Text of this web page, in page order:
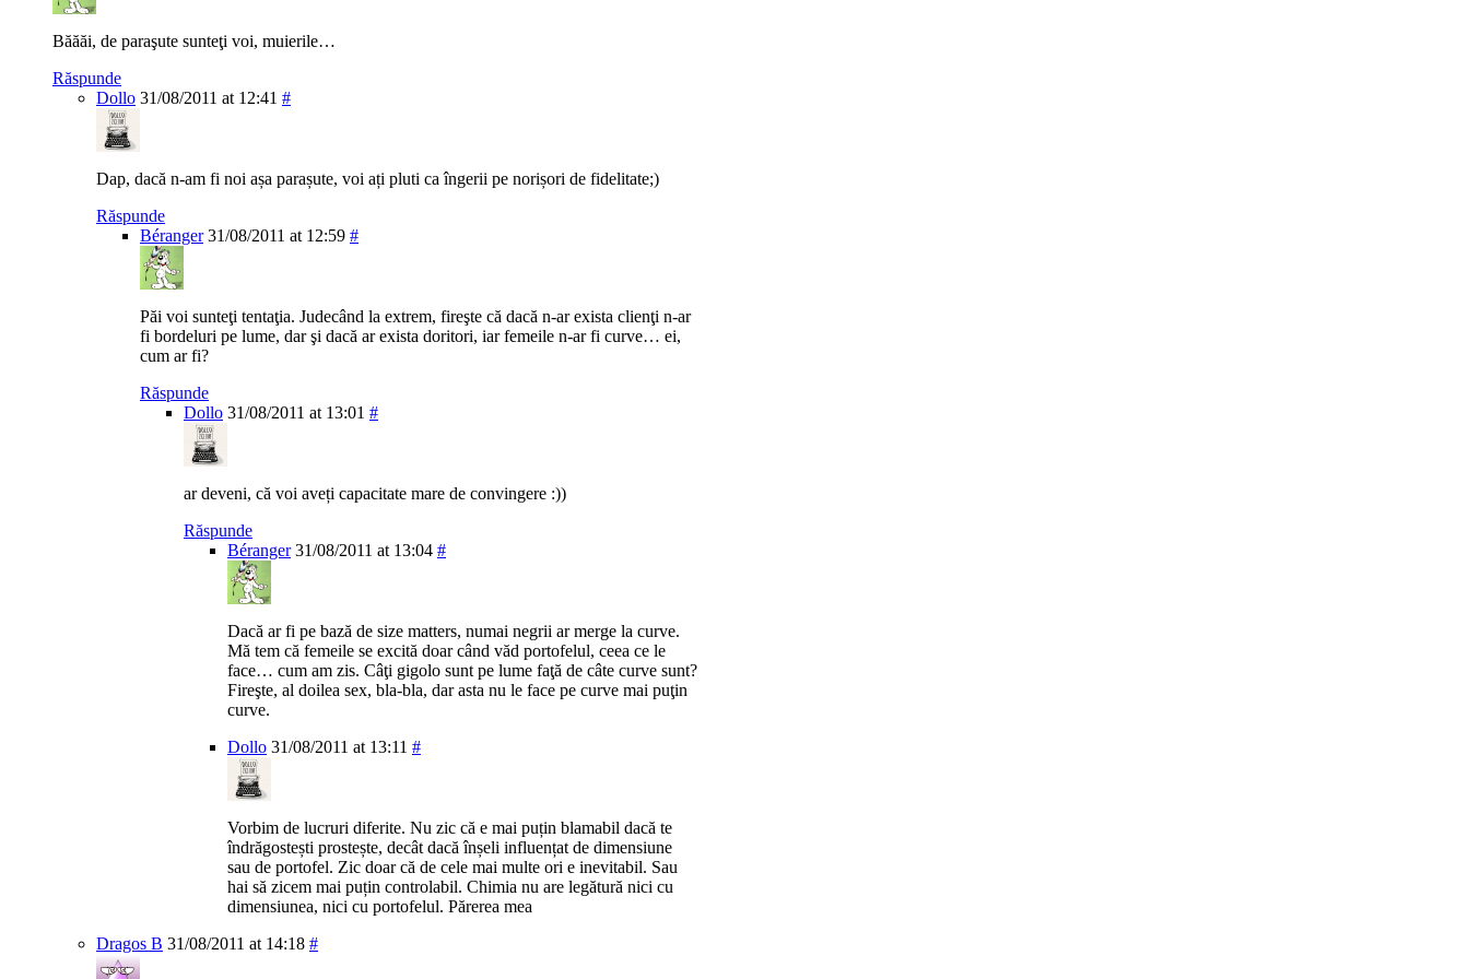
Băăăi, de paraşute sunteţi voi, muierile…
Răspunde
Dollo 31/08/2011 at 12:41 #
Dap, dacă n-am fi noi așa parașute, voi ați pluti ca îngerii pe norișori de fidelitate;)
Răspunde
Béranger 31/08/2011 at 12:59 #
Păi voi sunteţi tentaţia. Judecând la extrem, fireşte că dacă n-ar exista clienţi n-ar
fi bordeluri pe lume, dar şi dacă ar exista doritori, iar femeile n-ar fi curve… ei,
cum ar fi?
Răspunde
Dollo 31/08/2011 at 13:01 #
ar deveni, că voi aveți capacitate mare de convingere :))
Răspunde
Béranger 31/08/2011 at 13:04 #
Dacă ar fi pe bază de size matters, numai negrii ar merge la curve.
Mă tem că femeile se excită doar când văd portofelul, ceea ce le
face… cum am zis. Câţi gigolo sunt pe lume faţă de câte curve sunt?
Fireşte, al doilea sex, bla-bla, dar asta nu le face pe curve mai puţin
curve.
Dollo 31/08/2011 at 13:11 #
Vorbim de lucruri diferite. Nu zic că e mai puțin blamabil dacă te
îndrăgostești prostește, decât dacă înșeli influențat de dimensiune
sau de portofel. Zic doar că de cele mai multe ori e inevitabil. Sau
hai să zicem mai puțin controlabil. Chimia nu are legătură nici cu
dimensiunea, nici cu portofelul. Părerea mea
Dragos B 31/08/2011 at 14:18 #